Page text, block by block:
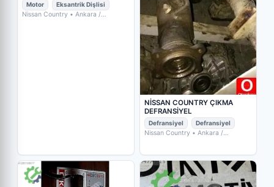
Motor Eksantrik Dişlisi
Nissan Country • Ankara /
NİSSAN COUNTRY ÇIKMA
DEFRANSİYEL
Defransiyel Defransiyel
Nissan Country • Ankara /